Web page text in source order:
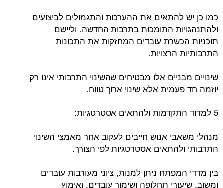
כמו כן יש להתאים את ההערכות והתגמולים לביצועים
ולהתנהגויות התומכות בתרבות החדשה. וליישם
תוכניות הכשרת עובדים המחזקות את התכונות
התרבותיות הרצויות.
שינויים מבניים אלו מבטיחים שהשינוי התרבותי אינו רק
יוזמה חד פעמית אלא שינוי ארוך טווח.
5 למדוד התקדמות ולהתאים אסטרטגיות:
מנהלי משאבי אנוש חייבים לעקוב אחר מאמצי השינוי
התרבותי ולהתאים אסטרטגיות לפי הצורך.
בין מדדי המפתח ניתן למנות, ציוני מעורבות עובדים
ומשוב, שיעורי תחלופה ושימור עובדים, ואימוץ